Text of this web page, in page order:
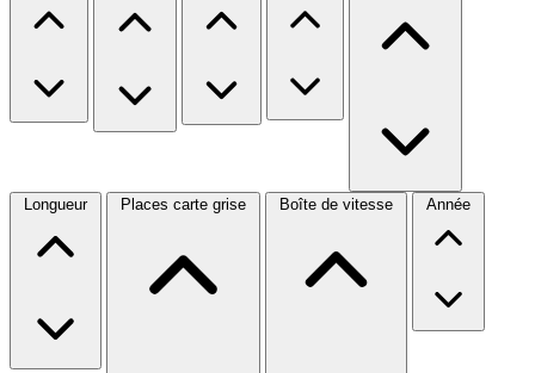
Longueur Places carte grise Boîte de vitesse Année